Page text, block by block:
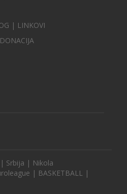
| LINKOVI
DONACIJA
| Srbija | Nikola
| BASKETBALL |